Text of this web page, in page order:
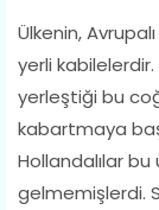
Ülkenin,
yerli kabilelerdir.
yerleştiği bu
kabartmaya
Hollandalılar
gelmemişlerdi.